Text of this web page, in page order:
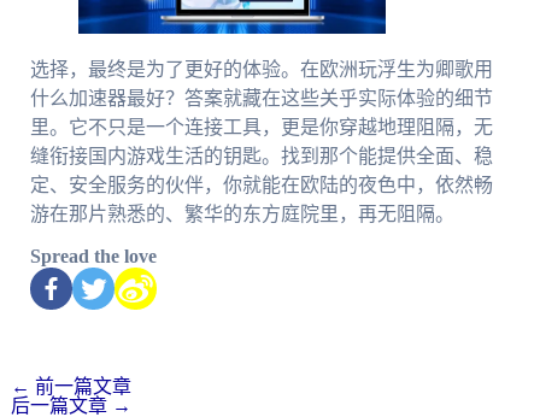
选择，最终是为了更好的体验。在欧洲玩浮生为卿歌用
什么加速器最好？答案就藏在这些关乎实际体验的细节
里。它不只是一个连接工具，更是你穿越地理阻隔，无
缝衔接国内游戏生活的钥匙。找到那个能提供全面、稳
定、安全服务的伙伴，你就能在欧陆的夜色中，依然畅
游在那片熟悉的、繁华的东方庭院里，再无阻隔。
Spread the love
← 前一篇文章
后一篇文章 →